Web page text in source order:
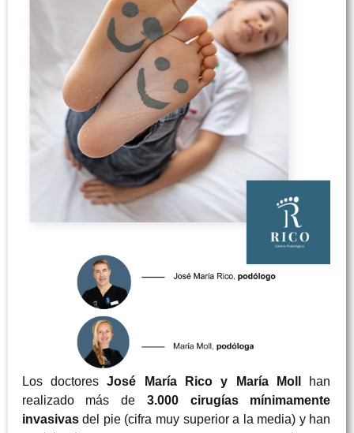
Los doctoresJosé María Rico y María Moll
han
realizado más de 3.000 cirugías mínimamente
invasivasdel pie (cifra muy superior a la media) y han